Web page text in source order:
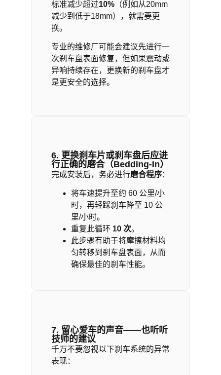
标准减少超过10%（例如从20mm
减少到低于18mm），就需要更
换。
专业的维修厂可能会建议先进行一
次刹车盘表面修复，但如果震动或
异响持续存在，更换新的刹车盘才
是更安全的选择。
6. 更换刹车片或刹车盘后应进
行正确的磨合（Bedding-In）
完成安装后，务必进行磨合程序：
将车速提升至约 60 公里/小
时，再轻踩刹车降至 10 公
里/小时。
重复此循环 10 次。
此步骤有助于将摩擦材料均
匀转移到刹车盘表面，从而
确保最佳的刹车性能。
7. 留心爱车的声音——也听听
技师的建议
千万不要忽视以下刹车系统的异常
表现：